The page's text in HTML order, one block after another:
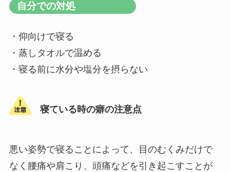
自分での対処
・仰向けで寝る
・蒸しタオルで温める
・寝る前に水分や塩分を摂らない
寝ている時の癖の注意点
悪い姿勢で寝ることによって、目のむくみだけで
なく腰痛や肩こり、頭痛などを引き起こすことが